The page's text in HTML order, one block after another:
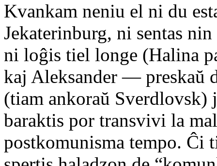
Kvankam neniu el ni du
Jekaterinburg, ni sentas
ni loĝis tiel longe (Halina
kaj Aleksander — preskaŭ
(tiam ankoraŭ Sverdlovsk)
baraktis por transvivi la
postkomunisma tempo.